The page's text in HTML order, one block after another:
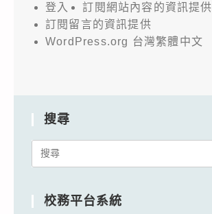
登入
訂閱網站內容的資訊提供
訂閱留言的資訊提供
WordPress.org 台灣繁體中文
搜尋
Search
校務平台系統